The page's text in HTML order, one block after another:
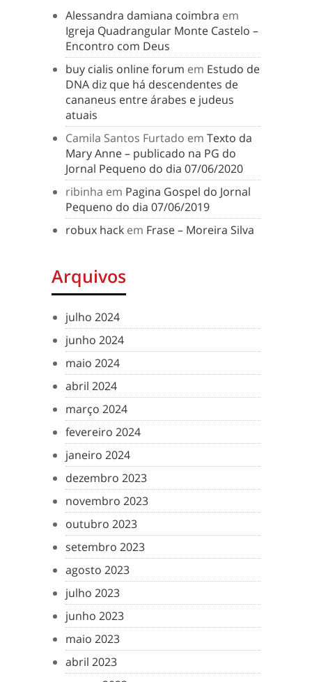
Alessandra damiana coimbra em
Igreja Quadrangular Monte Castelo –
Encontro com Deus
buy cialis online forum em Estudo de
DNA diz que há descendentes de
cananeus entre árabes e judeus
atuais
Camila Santos Furtado em Texto da
Mary Anne – publicado na PG do
Jornal Pequeno do dia 07/06/2020
ribinha em Pagina Gospel do Jornal
Pequeno do dia 07/06/2019
robux hack em Frase – Moreira Silva
Arquivos
julho 2024
junho 2024
maio 2024
abril 2024
março 2024
fevereiro 2024
janeiro 2024
dezembro 2023
novembro 2023
outubro 2023
setembro 2023
agosto 2023
julho 2023
junho 2023
maio 2023
abril 2023